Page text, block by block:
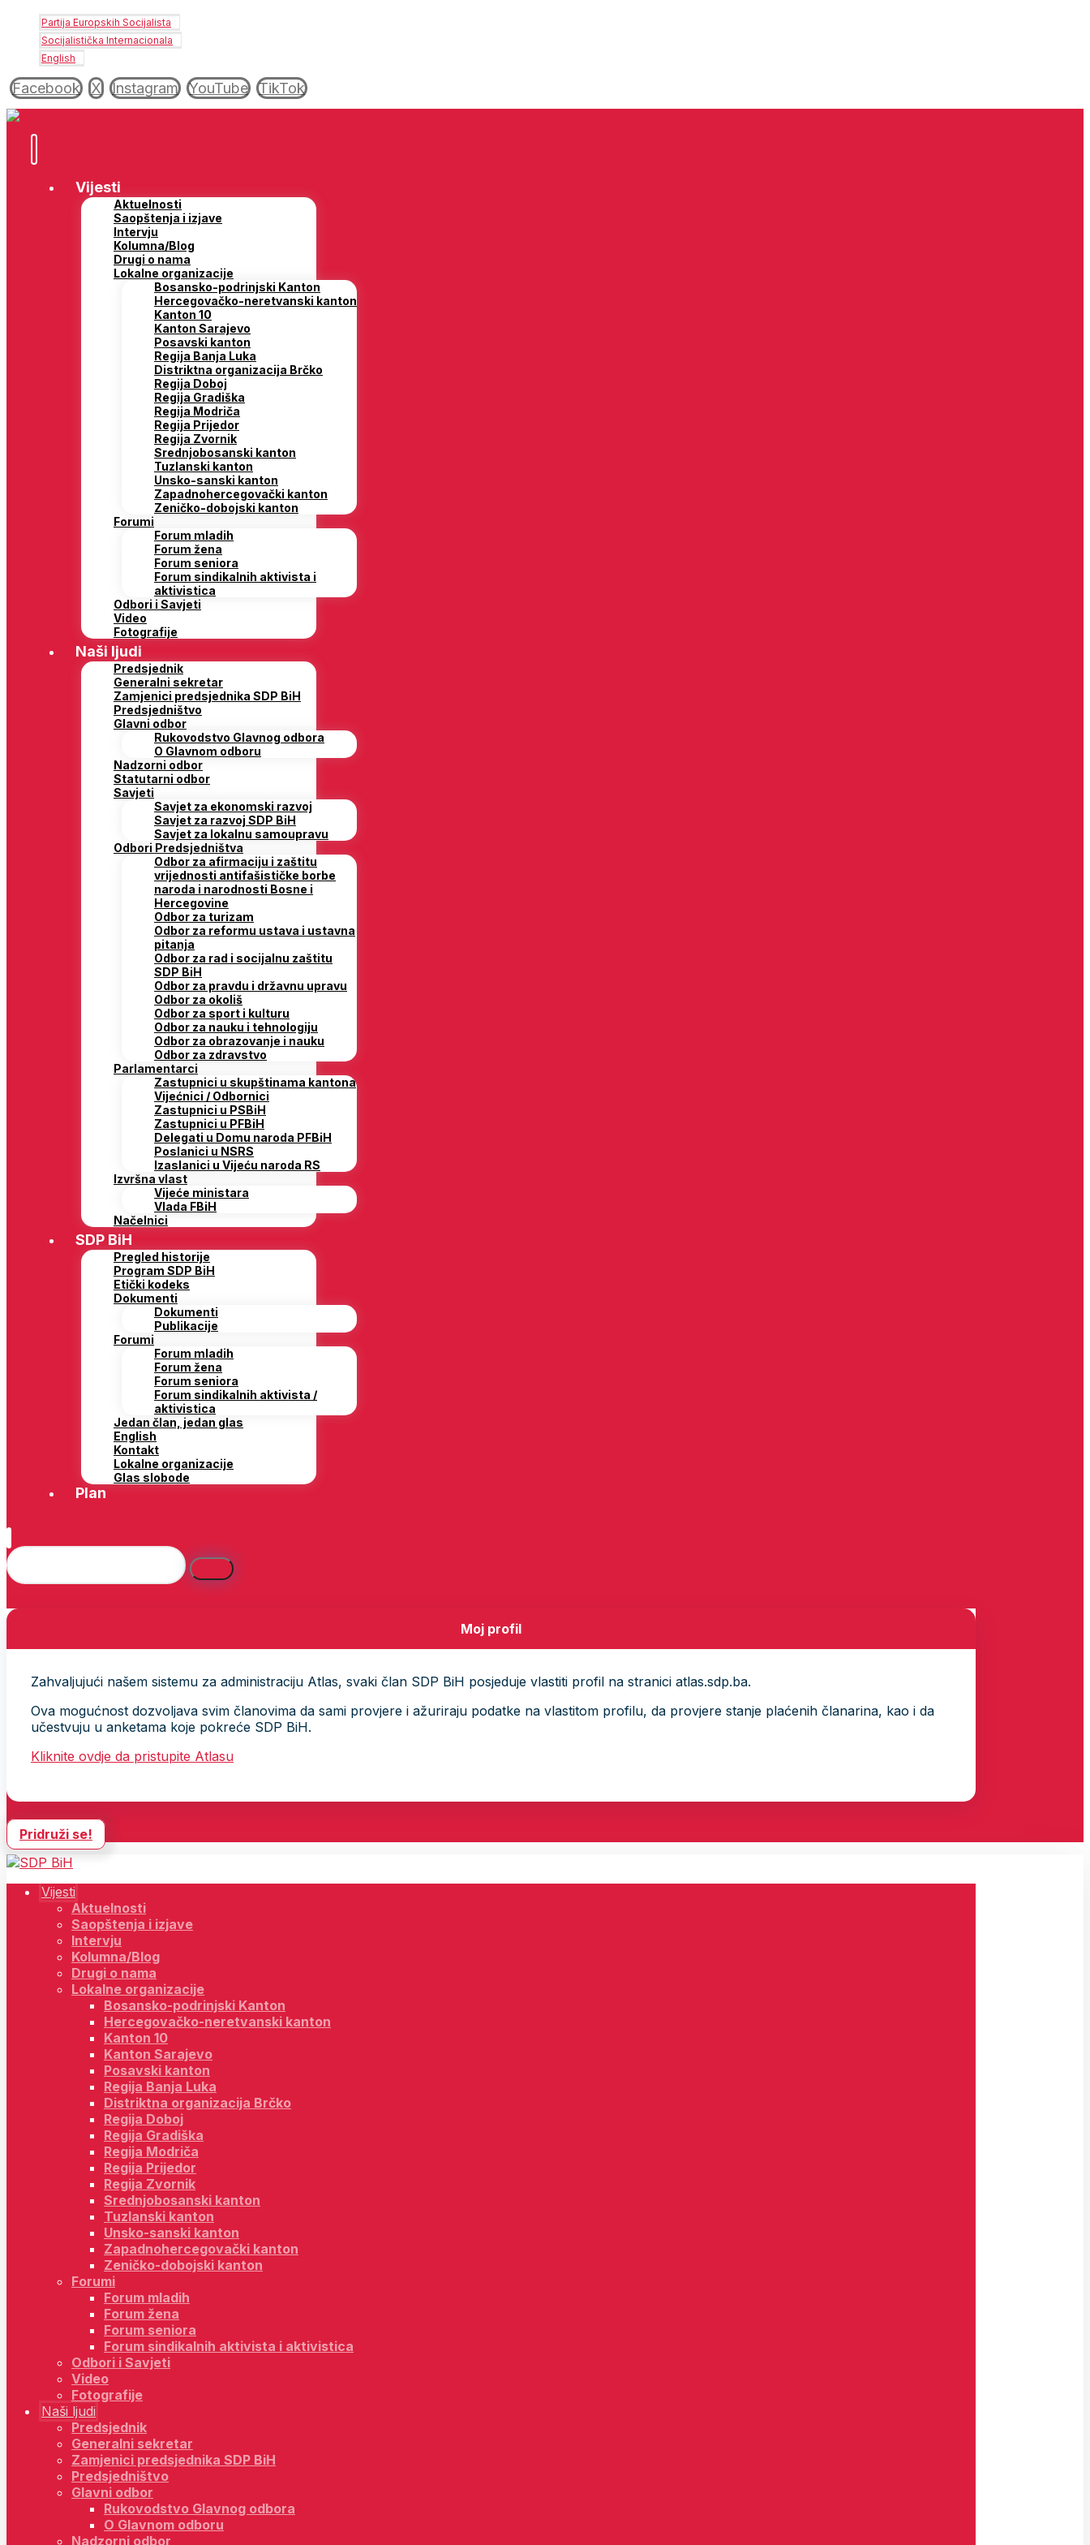
Partija Europskih Socijalista
Socijalistička Internacionala
English
Facebook X Instagram YouTube TikTok
Vijesti
Aktuelnosti
Saopštenja i izjave
Intervju
Kolumna/Blog
Drugi o nama
Lokalne organizacije
Bosansko-podrinjski Kanton
Hercegovačko-neretvanski kanton
Kanton 10
Kanton Sarajevo
Posavski kanton
Regija Banja Luka
Distriktna organizacija Brčko
Regija Doboj
Regija Gradiška
Regija Modriča
Regija Prijedor
Regija Zvornik
Srednjobosanski kanton
Tuzlanski kanton
Unsko-sanski kanton
Zapadnohercegovački kanton
Zeničko-dobojski kanton
Forumi
Forum mladih
Forum žena
Forum seniora
Forum sindikalnih aktivista i
aktivistica
Odbori i Savjeti
Video
Fotografije
Naši ljudi
Predsjednik
Generalni sekretar
Zamjenici predsjednika SDP BiH
Predsjedništvo
Glavni odbor
Rukovodstvo Glavnog odbora
O Glavnom odboru
Nadzorni odbor
Statutarni odbor
Savjeti
Savjet za ekonomski razvoj
Savjet za razvoj SDP BiH
Savjet za lokalnu samoupravu
Odbori Predsjedništva
Odbor za afirmaciju i zaštitu
vrijednosti antifašističke borbe
naroda i narodnosti Bosne i
Hercegovine
Odbor za turizam
Odbor za reformu ustava i ustavna
pitanja
Odbor za rad i socijalnu zaštitu
SDP BiH
Odbor za pravdu i državnu upravu
Odbor za okoliš
Odbor za sport i kulturu
Odbor za nauku i tehnologiju
Odbor za obrazovanje i nauku
Odbor za zdravstvo
Parlamentarci
Zastupnici u skupštinama kantona
Vijećnici / Odbornici
Zastupnici u PSBiH
Zastupnici u PFBiH
Delegati u Domu naroda PFBiH
Poslanici u NSRS
Izaslanici u Vijeću naroda RS
Izvršna vlast
Vijeće ministara
Vlada FBiH
Načelnici
SDP BiH
Pregled historije
Program SDP BiH
Etički kodeks
Dokumenti
Dokumenti
Publikacije
Forumi
Forum mladih
Forum žena
Forum seniora
Forum sindikalnih aktivista /
aktivistica
Jedan član, jedan glas
English
Kontakt
Lokalne organizacije
Glas slobode
Plan
Moj profil
Zahvaljujući našem sistemu za administraciju Atlas, svaki član SDP BiH posjeduje vlastiti profil na stranici atlas.sdp.ba.
Ova mogućnost dozvoljava svim članovima da sami provjere i ažuriraju podatke na vlastitom profilu, da provjere stanje plaćenih članarina, kao i da
učestvuju u anketama koje pokreće SDP BiH.
Kliknite ovdje da pristupite Atlasu
Pridruži se!
Vijesti
Aktuelnosti
Saopštenja i izjave
Intervju
Kolumna/Blog
Drugi o nama
Lokalne organizacije
Bosansko-podrinjski Kanton
Hercegovačko-neretvanski kanton
Kanton 10
Kanton Sarajevo
Posavski kanton
Regija Banja Luka
Distriktna organizacija Brčko
Regija Doboj
Regija Gradiška
Regija Modriča
Regija Prijedor
Regija Zvornik
Srednjobosanski kanton
Tuzlanski kanton
Unsko-sanski kanton
Zapadnohercegovački kanton
Zeničko-dobojski kanton
Forumi
Forum mladih
Forum žena
Forum seniora
Forum sindikalnih aktivista i aktivistica
Odbori i Savjeti
Video
Fotografije
Naši ljudi
Predsjednik
Generalni sekretar
Zamjenici predsjednika SDP BiH
Predsjedništvo
Glavni odbor
Rukovodstvo Glavnog odbora
O Glavnom odboru
Nadzorni odbor